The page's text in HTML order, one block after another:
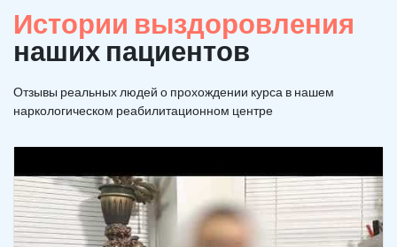
Истории выздоровления
наших пациентов
Отзывы реальных людей о прохождении курса в нашем
наркологическом реабилитационном центре